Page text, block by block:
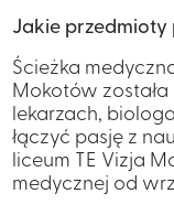
Jakie przedmioty
Ścieżka
Mokotów została
lekarzach,
łączyć pasję z
liceum TE Vizja
medycznej od